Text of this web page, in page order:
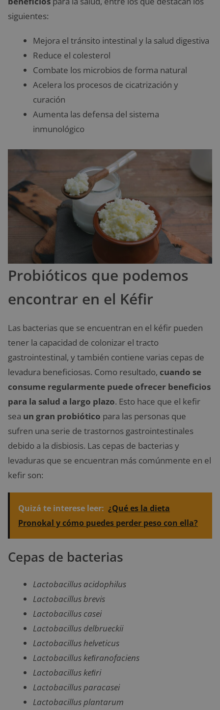
siguientes:
Mejora el tránsito intestinal y la salud digestiva
Reduce el colesterol
Combate los microbios de forma natural
Acelera los procesos de cicatrización y
curación
Aumenta las defensa del sistema
inmunológico
Probióticos que podemos
encontrar en el Kéfir
Las bacterias que se encuentran en el kéfir pueden
tener la capacidad de colonizar el tracto
gastrointestinal, y también contiene varias cepas de
levadura beneficiosas. Como resultado, cuando se
consume regularmente puede ofrecer beneficios
para la salud a largo plazo. Esto hace que el kefir
sea un gran probiótico para las personas que
sufren una serie de trastornos gastrointestinales
debido a la disbiosis. Las cepas de bacterias y
levaduras que se encuentran más comúnmente en el
kefir son:
Quizá te interese leer: ¿Qué es la dieta
Pronokal y cómo puedes perder peso con ella?
Cepas de bacterias
Lactobacillus acidophilus
Lactobacillus brevis
Lactobacillus casei
Lactobacillus delbrueckii
Lactobacillus helveticus
Lactobacillus keﬁranofaciens
Lactobacillus keﬁri
Lactobacillus paracasei
Lactobacillus plantarum